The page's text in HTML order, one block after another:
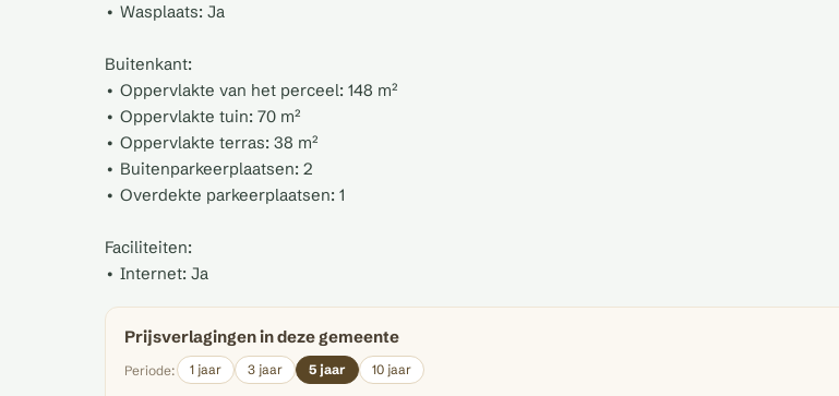
• Wasplaats: Ja
Buitenkant:
• Oppervlakte van het perceel: 148 m²
• Oppervlakte tuin: 70 m²
• Oppervlakte terras: 38 m²
• Buitenparkeerplaatsen: 2
• Overdekte parkeerplaatsen: 1
Faciliteiten:
• Internet: Ja
Prijsverlagingen in deze gemeente
Periode: 1 jaar 3 jaar 5 jaar 10 jaar